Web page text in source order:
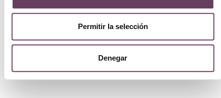
Permitir la selección
Denegar
Bioeffect Hydrating Cream 50ml
112.00€